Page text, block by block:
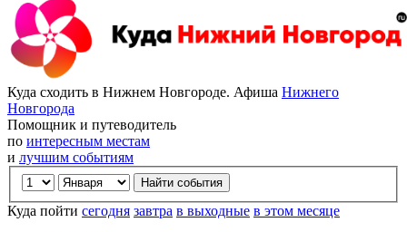
Куда сходить в Нижнем Новгороде. Афиша Нижнего
Новгорода
Помощник и путеводитель
по интересным местам
и лучшим событиям
Куда пойти сегодня завтра в выходные в этом месяце